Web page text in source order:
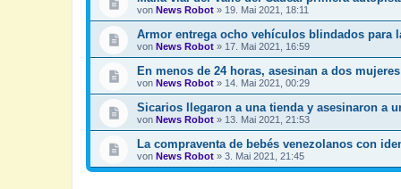
von News Robot » 19. Mai 2021, 18:11
Armor entrega ocho vehículos blindados para
von News Robot » 17. Mai 2021, 16:59
En menos de 24 horas, asesinan a dos
von News Robot » 14. Mai 2021, 00:29
Sicarios llegaron a una tienda y asesinaron a
von News Robot » 13. Mai 2021, 21:53
La compraventa de bebés venezolanos con
von News Robot » 3. Mai 2021, 21:45